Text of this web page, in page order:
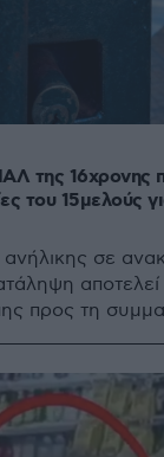
της 16χρονης
του 15μελούς
σε
αποτελεί
προς τη